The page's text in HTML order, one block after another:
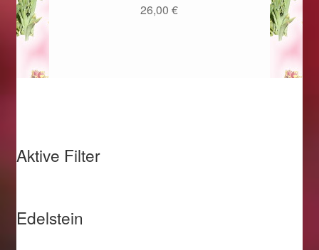
26,00€
Aktive Filter
Edelstein